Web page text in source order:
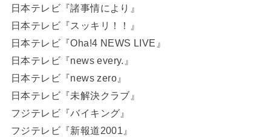
日本テレビ『諸事情により』
日本テレビ『スッキリ！！』
日本テレビ『Oha!4 NEWS LIVE』
日本テレビ『news every.』
日本テレビ『news zero』
日本テレビ『未解決クラブ』
フジテレビ『バイキング』
フジテレビ『新報道2001』